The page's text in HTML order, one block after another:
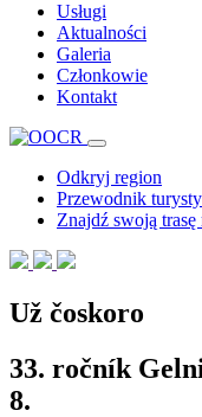
Usługi
Aktualności
Galeria
Członkowie
Kontakt
Odkryj region
Przewodnik
Znajdź swoją
Už čoskoro
33. ročník
8.